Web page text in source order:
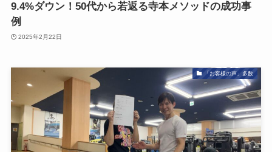
9.4%ダウン！50代から若返る寺本メソッドの成功事
例
2025年2月22日
「お客様の声」多数